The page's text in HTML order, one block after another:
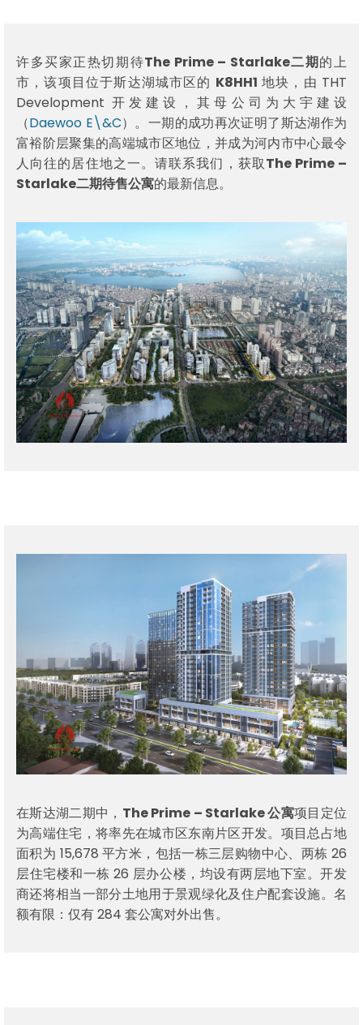
许多买家正热切期待The Prime – Starlake二期的上
市，该项目位于斯达湖城市区的 K8HH1 地块，由 THT
Development 开发建设，其母公司为大宇建设
（Daewoo E\&C）。一期的成功再次证明了斯达湖作为
富裕阶层聚集的高端城市区地位，并成为河内市中心最令
人向往的居住地之一。请联系我们，获取The Prime –
Starlake二期待售公寓的最新信息。
在斯达湖二期中， The Prime – Starlake 公寓项目定位
为高端住宅，将率先在城市区东南片区开发。项目总占地
面积为 15,678 平方米，包括一栋三层购物中心、两栋 26
层住宅楼和一栋 26 层办公楼，均设有两层地下室。开发
商还将相当一部分土地用于景观绿化及住户配套设施。名
额有限：仅有 284 套公寓对外出售。